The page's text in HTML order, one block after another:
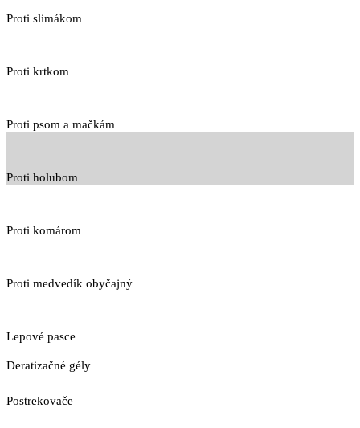
Proti slimákom
Proti krtkom
Proti psom a mačkám
Proti holubom
Proti komárom
Proti medvedík obyčajný
Lepové pasce
Deratizačné gély
Postrekovače